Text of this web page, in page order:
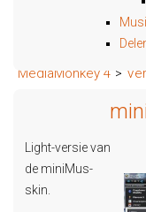
MediaMonkey 4 >
Light-versie van
de miniMus-
skin.